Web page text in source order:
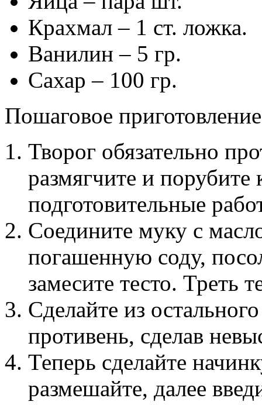
Крахмал – 1 ст. ложка.
Ванилин – 5 гр.
Сахар – 100 гр.
Пошаговое
Творог обязательно
размягчите и порубите
подготовительные
Соедините муку с
погашенную соду,
замесите тесто. Треть
Сделайте из
противень, сделав
Теперь сделайте
размешайте, далее